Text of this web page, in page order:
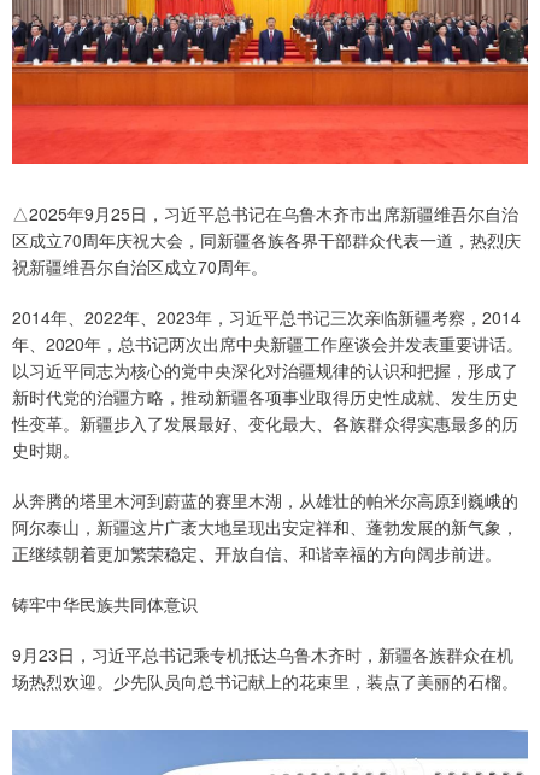
△2025年9月25日，习近平总书记在乌鲁木齐市出席新疆维吾尔自治
区成立70周年庆祝大会，同新疆各族各界干部群众代表一道，热烈庆
祝新疆维吾尔自治区成立70周年。
2014年、2022年、2023年，习近平总书记三次亲临新疆考察，2014
年、2020年，总书记两次出席中央新疆工作座谈会并发表重要讲话。
以习近平同志为核心的党中央深化对治疆规律的认识和把握，形成了
新时代党的治疆方略，推动新疆各项事业取得历史性成就、发生历史
性变革。新疆步入了发展最好、变化最大、各族群众得实惠最多的历
史时期。
从奔腾的塔里木河到蔚蓝的赛里木湖，从雄壮的帕米尔高原到巍峨的
阿尔泰山，新疆这片广袤大地呈现出安定祥和、蓬勃发展的新气象，
正继续朝着更加繁荣稳定、开放自信、和谐幸福的方向阔步前进。
铸牢中华民族共同体意识
9月23日，习近平总书记乘专机抵达乌鲁木齐时，新疆各族群众在机
场热烈欢迎。少先队员向总书记献上的花束里，装点了美丽的石榴。